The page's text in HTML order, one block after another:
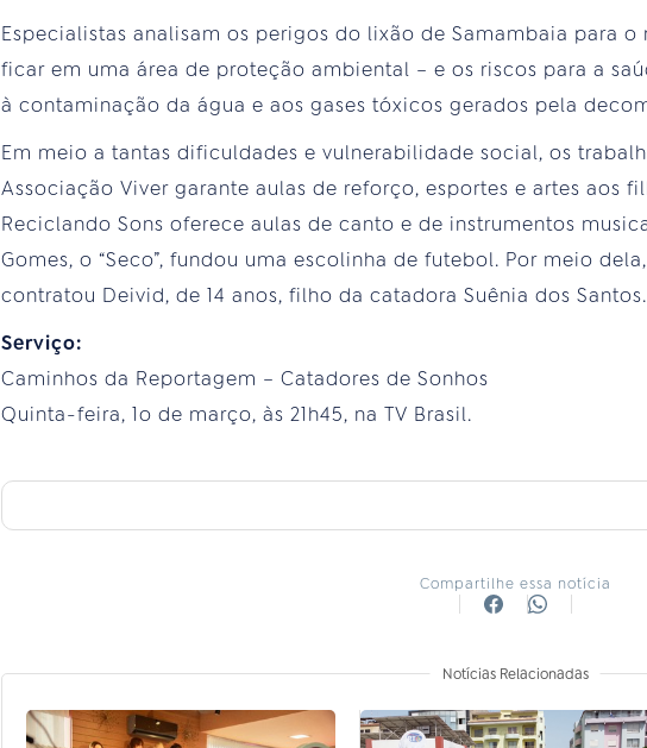
Especialistas analisam os perigos do lixão de Samambaia para
ficar em uma área de proteção ambiental – e os riscos para a
à contaminação da água e aos gases tóxicos gerados pela
Em meio a tantas dificuldades e vulnerabilidade social, os
Associação Viver garante aulas de reforço, esportes e artes aos
Reciclando Sons oferece aulas de canto e de instrumentos
Gomes, o “Seco”, fundou uma escolinha de futebol. Por meio
contratou Deivid, de 14 anos, filho da catadora Suênia dos Santos.
Serviço:
Caminhos da Reportagem – Catadores de Sonhos
Quinta-feira, 1o de março, às 21h45, na TV Brasil.
Compartilhe essa notícia
Notícias Relacionadas